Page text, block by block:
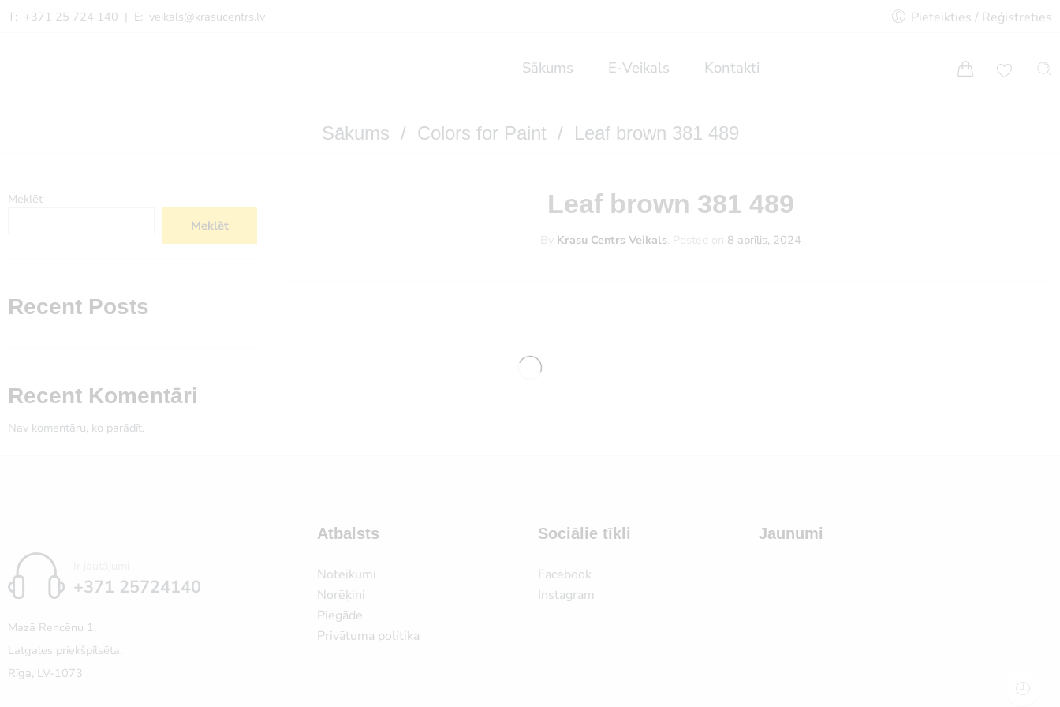
T: +371 25 724 140 | E: veikals@krasucentrs.lv Pieteikties / Reģistrēties
Sākums E-Veikals Kontakti
Sākums / Colors for Paint / Leaf brown 381 489
Leaf brown 381 489
By Krasu Centrs Veikals. Posted on 8 aprīlis, 2024
Meklēt
Meklēt
Recent Posts
Recent Komentāri
Nav komentāru, ko parādīt.
+371 25724140
Mazā Rencēnu 1,
Latgales priekšpilsēta,
Rīga, LV-1073
Atbalsts
Noteikumi
Norēķini
Piegāde
Privātuma politika
Sociālie tīkli
Facebook
Instagram
Jaunumi